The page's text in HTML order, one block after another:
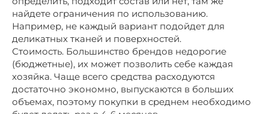
найдете ограничения по использованию.
Например, не каждый вариант подойдет для
деликатных тканей и поверхностей.
Стоимость. Большинство брендов недорогие
(бюджетные), их может позволить себе каждая
хозяйка. Чаще всего средства расходуются
достаточно экономно, выпускаются в больших
объемах, поэтому покупки в среднем необходимо